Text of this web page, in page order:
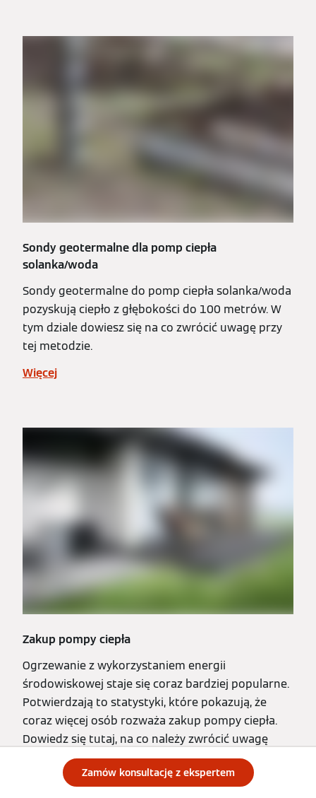
Zamów konsultację z ekspertem
Sondy geotermalne dla pomp ciepła
solanka/woda
Sondy geotermalne do pomp ciepła solanka/woda
pozyskują ciepło z głębokości do 100 metrów. W
tym dziale dowiesz się na co zwrócić uwagę przy
tej metodzie.
Więcej
Zakup pompy ciepła
Ogrzewanie z wykorzystaniem energii
środowiskowej staje się coraz bardziej popularne.
Potwierdzają to statystyki, które pokazują, że
coraz więcej osób rozważa zakup pompy ciepła.
Dowiedz się tutaj, na co należy zwrócić uwagę
przy jej zakupie.